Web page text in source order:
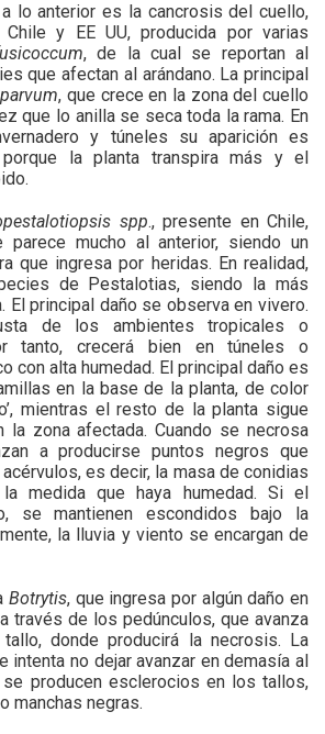
lo anterior es la cancrosis del cuello,
y EE UU, producida por varias
, de la cual se reportan al
que afectan al arándano. La principal
, que crece en la zona del cuello
que lo anilla se seca toda la rama. En
y túneles su aparición es
la planta transpira más y el
spp., presente en Chile,
parece mucho al anterior, siendo un
que ingresa por heridas. En realidad,
de Pestalotias, siendo la más
El principal daño se observa en vivero.
de los ambientes tropicales o
tanto, crecerá bien en túneles o
con alta humedad. El principal daño es
en la base de la planta, de color
mientras el resto de la planta sigue
la zona afectada. Cuando se necrosa
a producirse puntos negros que
es decir, la masa de conidias
medida que haya humedad. Si el
se mantienen escondidos bajo la
la lluvia y viento se encargan de
Botrytis, que ingresa por algún daño en
través de los pedúnculos, que avanza
donde producirá la necrosis. La
intenta no dejar avanzar en demasía al
producen esclerocios en los tallos,
manchas negras.